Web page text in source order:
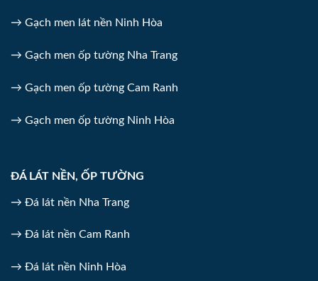
→ Gạch men lát nền Ninh Hòa
→ Gạch men ốp tường Nha Trang
→ Gạch men ốp tường Cam Ranh
→ Gạch men ốp tường Ninh Hòa
ĐÁ LÁT NỀN, ỐP TƯỜNG
→ Đá lát nền Nha Trang
→ Đá lát nền Cam Ranh
→ Đá lát nền Ninh Hòa